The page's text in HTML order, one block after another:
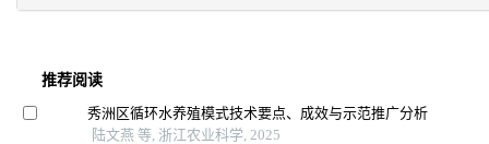
推荐阅读
秀洲区循环水养殖模式技术要点、成效与示范推广分析
陆文燕 等, 浙江农业科学, 2025